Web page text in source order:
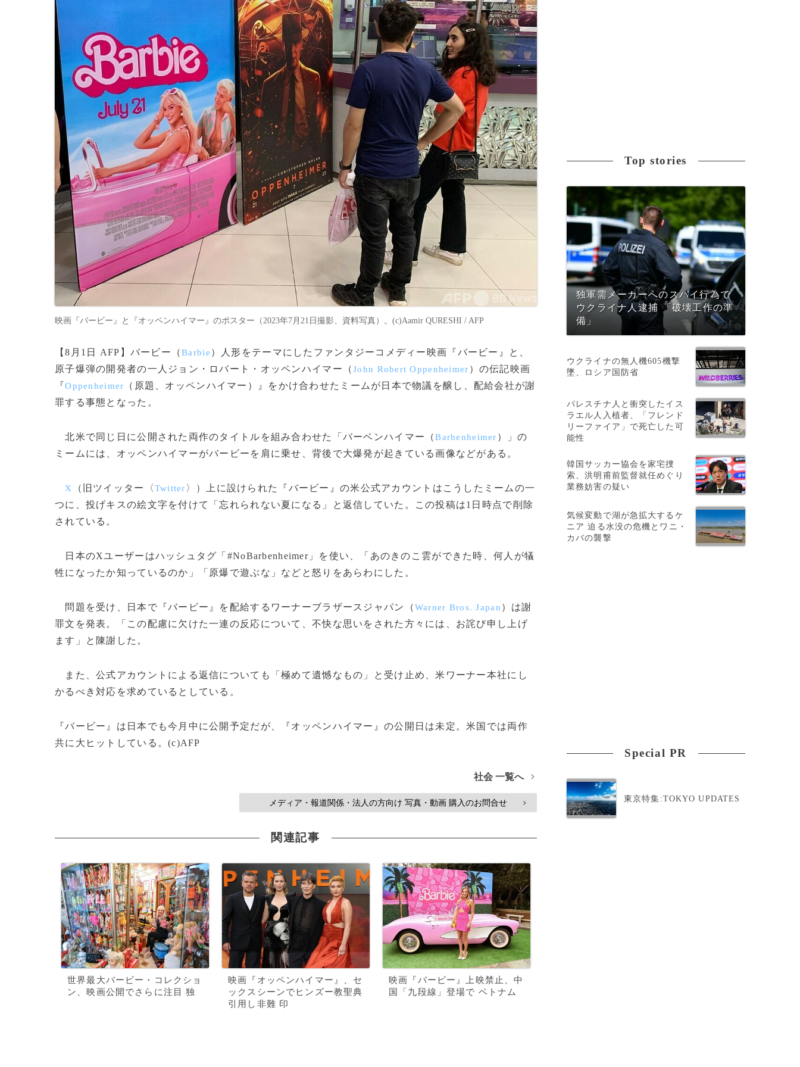
映画『バービー』と『オッペンハイマー』のポスター（2023年7月21日撮影、資料写真）。(c)Aamir QURESHI / AFP
【8月1日 AFP】バービー（Barbie ）人形をテーマにしたファンタジーコメディー映画『バービー』と、
原子爆弾の開発者の一人ジョン・ロバート・オッペンハイマー（John Robert Oppenheimer ）の伝記映画
『Oppenheimer
（原題、オッペンハイマー）』をかけ合わせたミームが日本で物議を醸し、配給会社が謝
罪する事態となった。
北米で同じ日に公開された両作のタイトルを組み合わせた「バーベンハイマー（Barbenheimer ）」の
ミームには、オッペンハイマーがバービーを肩に乗せ、背後で大爆発が起きている画像などがある。
X （旧ツイッター〈Twitter 〉）上に設けられた『バービー』の米公式アカウントはこうしたミームの一
つに、投げキスの絵文字を付けて「忘れられない夏になる」と返信していた。この投稿は1日時点で削除
されている。
日本のXユーザーはハッシュタグ「#NoBarbenheimer」を使い、「あのきのこ雲ができた時、何人が犠
牲になったか知っているのか」「原爆で遊ぶな」などと怒りをあらわにした。
問題を受け、日本で『バービー』を配給するワーナーブラザースジャパン（Warner Bros. Japan ）は謝
罪文を発表。「この配慮に欠けた一連の反応について、不快な思いをされた方々には、お詫び申し上げ
ます」と陳謝した。
また、公式アカウントによる返信についても「極めて遺憾なもの」と受け止め、米ワーナー本社にし
かるべき対応を求めているとしている。
『バービー』は日本でも今月中に公開予定だが、『オッペンハイマー』の公開日は未定。米国では両作
共に大ヒットしている。(c)AFP
社会 一覧へ >
メディア・報道関係・法人の方向け 写真・動画 購入のお問合せ >
関連記事
世界最大バービー・コレクショ
ン、映画公開でさらに注目 独
映画『オッペンハイマー』、セ
ックスシーンでヒンズー教聖典
引用し非難 印
映画『バービー』上映禁止、中
国「九段線」登場で ベトナム
Top stories
独軍需メーカーへのスパイ行為で
ウクライナ人逮捕 「破壊工作の準
備」
ウクライナの無人機605機撃
墜、ロシア国防省
パレスチナ人と衝突したイス
ラエル人入植者、「フレンド
リーファイア」で死亡した可
能性
韓国サッカー協会を家宅捜
索、洪明甫前監督就任めぐり
業務妨害の疑い
気候変動で湖が急拡大するケ
ニア 迫る水没の危機とワニ・
カバの襲撃
Special PR
東京特集:TOKYO UPDATES